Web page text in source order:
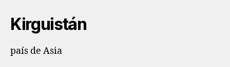
Kirguistán
país de Asia